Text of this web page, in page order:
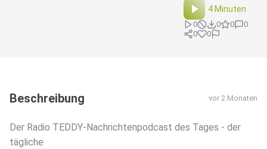
4 Minuten
0 0 0
0
0
0
Beschreibung vor 2 Monaten
Der Radio TEDDY-Nachrichtenpodcast des Tages - der
tägliche